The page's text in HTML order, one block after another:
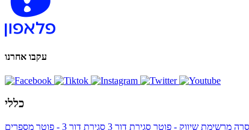
עקבו אחרנו
כללי
מרשימת שיווק - פוטר סגירת דור 3 סגירת דור 3 - פוטר
מספרים